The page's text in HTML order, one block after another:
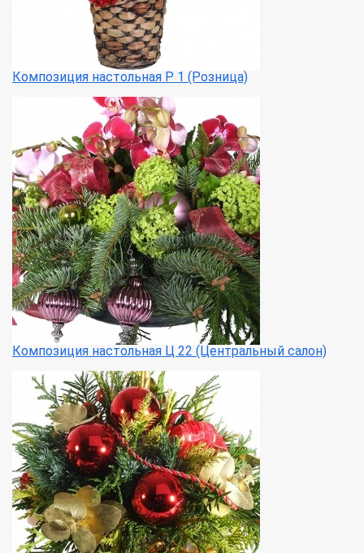
Композиция настольная Р 1 (Розница)
Композиция настольная Ц 22 (Центральный салон)